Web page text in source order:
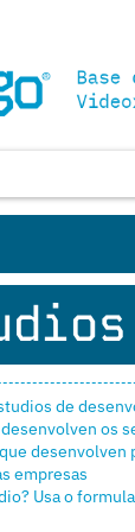
de
os
desenvolven
empresas
Usa o